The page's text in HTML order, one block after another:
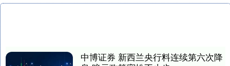
中博证券 新西兰央行料连续第六次降